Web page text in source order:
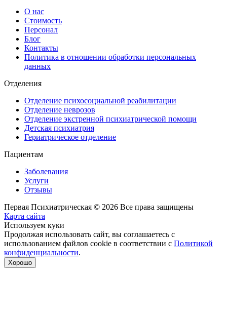
О нас
Стоимость
Персонал
Блог
Контакты
Политика в отношении обработки персональных
данных
Отделения
Отделение психосоциальной реабилитации
Отделение неврозов
Отделение экстренной психиатрической помощи
Детская психиатрия
Гериатрическое отделение
Пациентам
Заболевания
Услуги
Отзывы
Первая Психиатрическая © 2026 Все права защищены
Карта сайта
Используем куки
Продолжая использовать сайт, вы соглашаетесь с
использованием файлов cookie в соответствии с Политикой
конфиденциальности.
Хорошо